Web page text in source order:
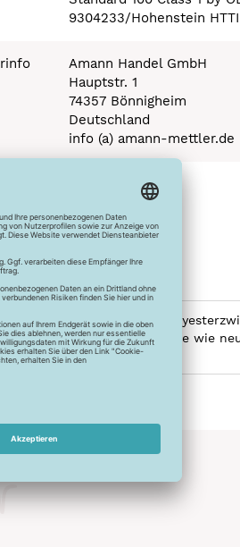
9304233/Hohenstein HTTI
Amann Handel GmbH
Hauptstr. 1
74357 Bönnigheim
Deutschland
info (a) amann-mettler.de
Durch den trilobalen
der tolle Glanz über Jahre wie